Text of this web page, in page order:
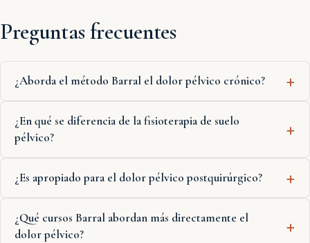
Preguntas frecuentes
¿Aborda el método Barral el dolor pélvico crónico?
¿En qué se diferencia de la fisioterapia de suelo
pélvico?
¿Es apropiado para el dolor pélvico postquirúrgico?
¿Qué cursos Barral abordan más directamente el
dolor pélvico?